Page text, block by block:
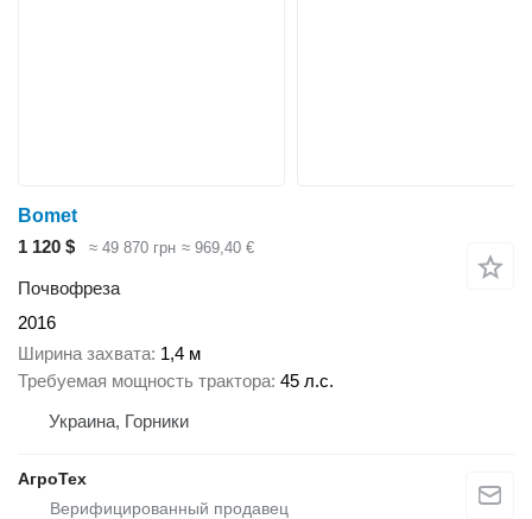
Bomet
1 120 $
≈ 49 870 грн ≈ 969,40 €
Почвофреза
2016
Ширина захвата 1,4 м
Требуемая мощность трактора 45 л.с.
Украина, Горники
АгроТех